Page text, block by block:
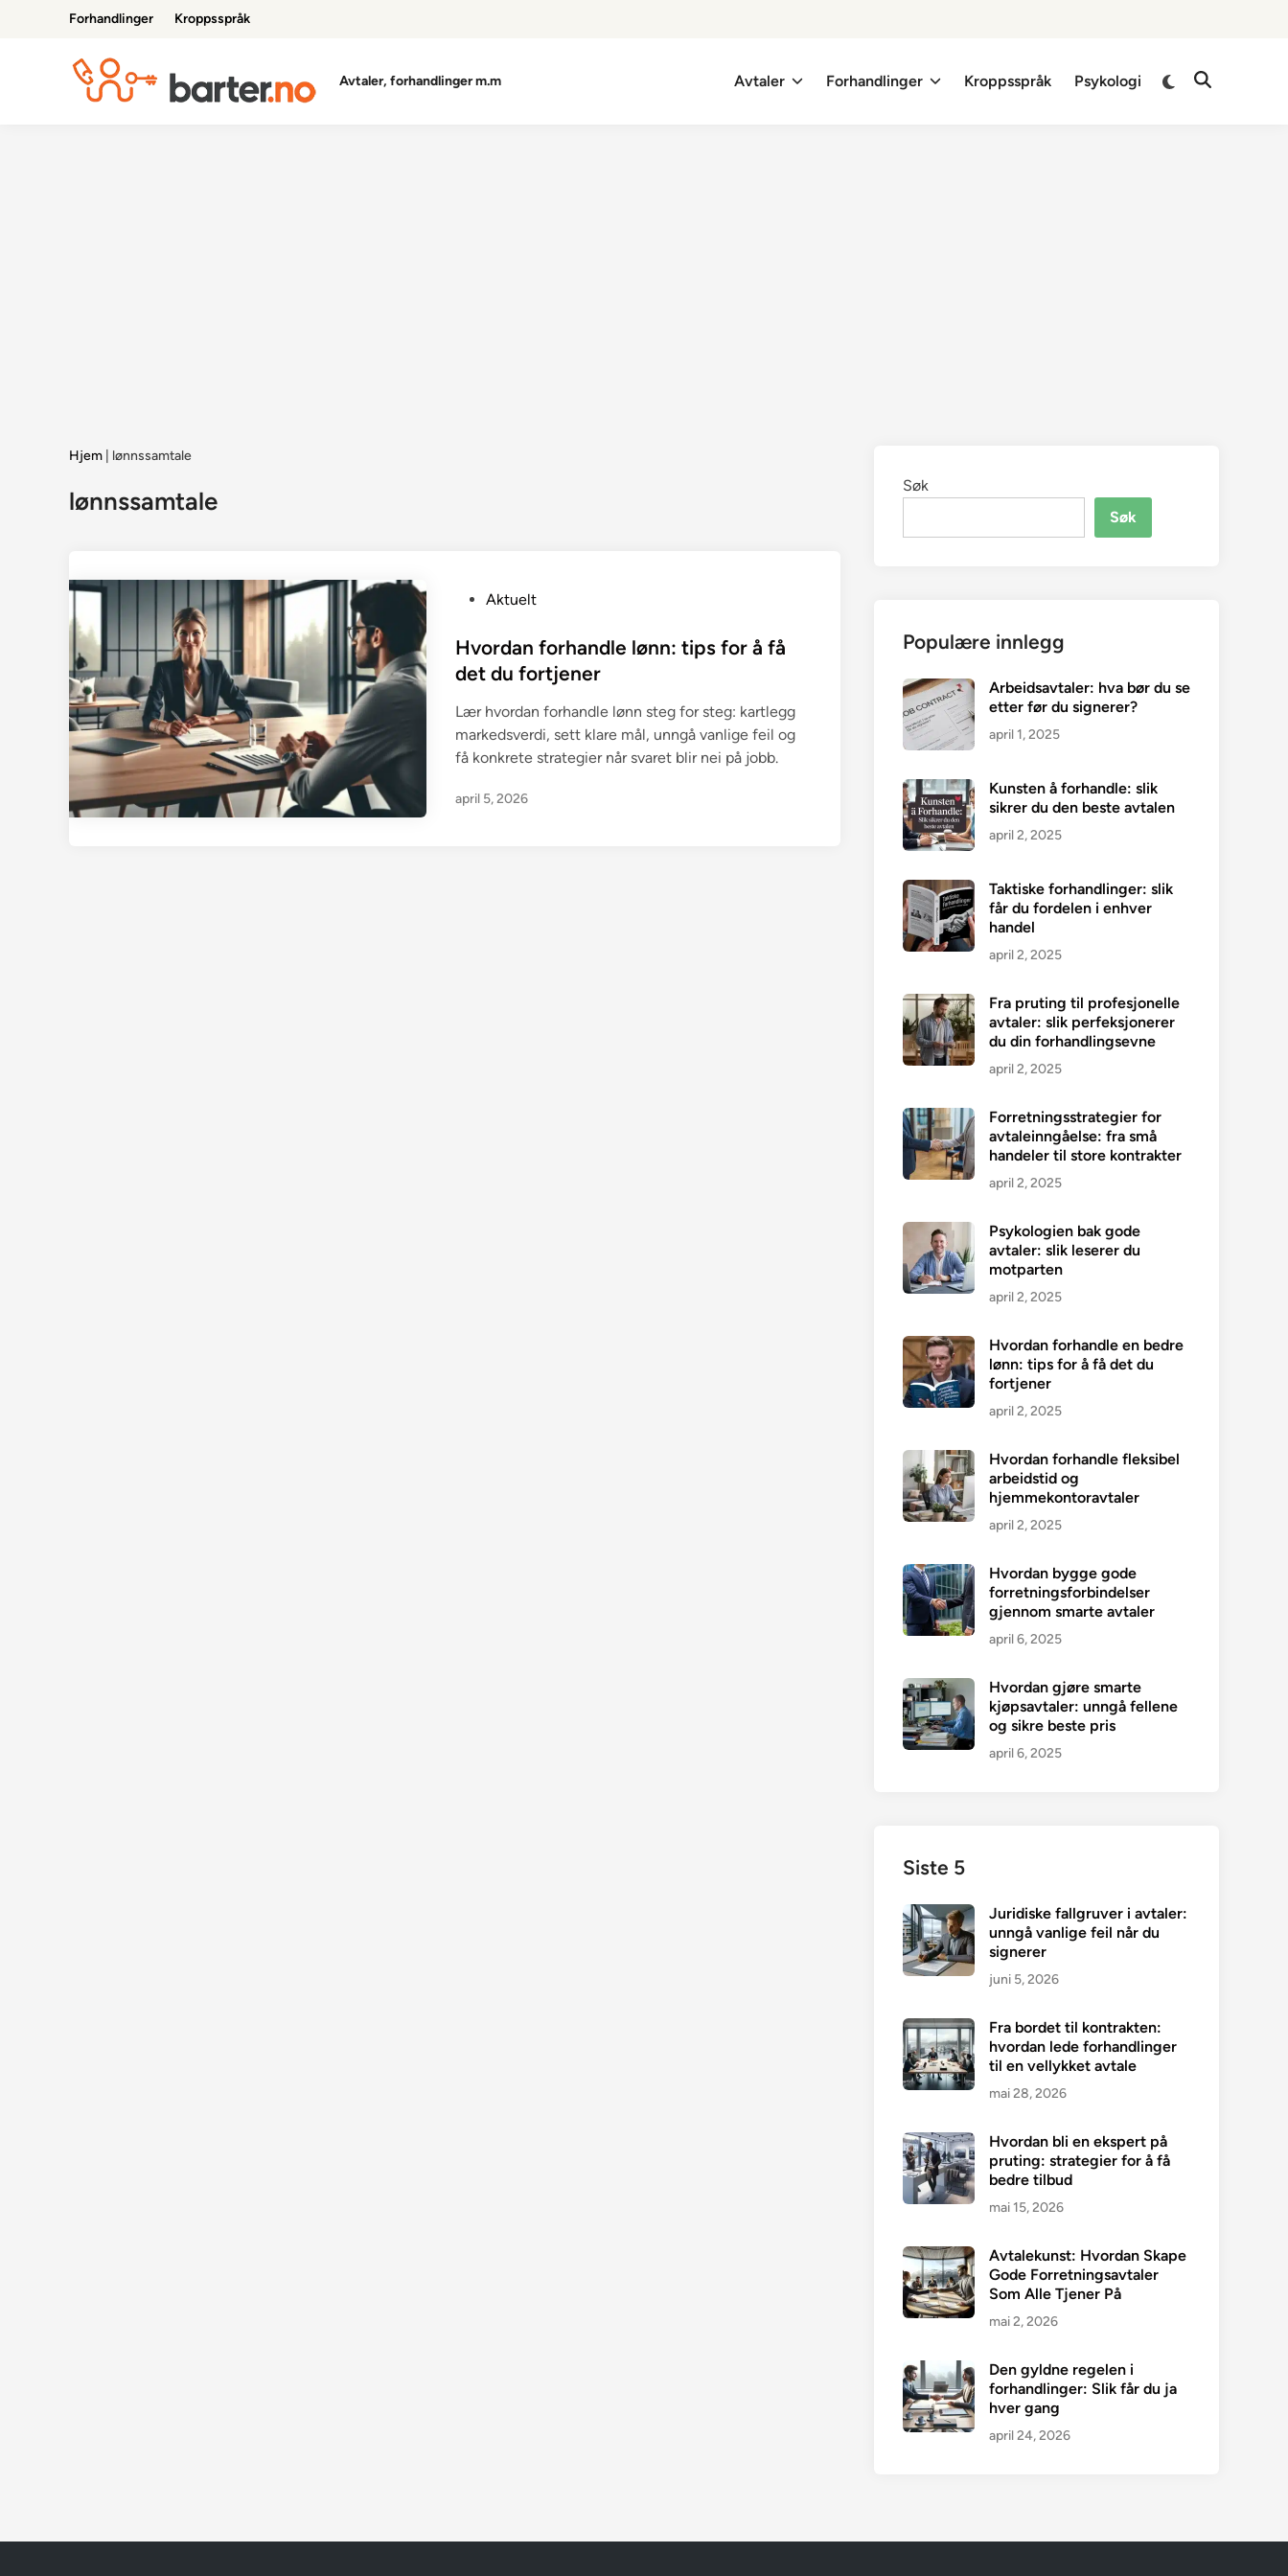
Forhandlinger Kroppsspråk
Avtaler, forhandlinger m.m Avtaler Forhandlinger Kroppsspråk Psykologi
Switch
Open
Hjem lønnssamtale
lønnssamtale
s
t
d
i
n
Aktuelt
Hvordan forhandle lønn: tips for å få
det du fortjener
Lær hvordan forhandle lønn steg for steg: kartlegg
markedsverdi, sett klare mål, unngå vanlige feil og
få konkrete strategier når svaret blir nei på jobb.
april 5, 2026
Søk
Søk
Populære innlegg
Arbeidsavtaler: hva bør du se
etter før du signerer?
april 1, 2025
Kunsten å forhandle: slik
sikrer du den beste avtalen
april 2, 2025
Taktiske forhandlinger: slik
får du fordelen i enhver
handel
april 2, 2025
Fra pruting til profesjonelle
avtaler: slik perfeksjonerer
du din forhandlingsevne
april 2, 2025
Forretningsstrategier for
avtaleinngåelse: fra små
handeler til store kontrakter
april 2, 2025
Psykologien bak gode
avtaler: slik leserer du
motparten
april 2, 2025
Hvordan forhandle en bedre
lønn: tips for å få det du
fortjener
april 2, 2025
Hvordan forhandle fleksibel
arbeidstid og
hjemmekontoravtaler
april 2, 2025
Hvordan bygge gode
forretningsforbindelser
gjennom smarte avtaler
april 6, 2025
Hvordan gjøre smarte
kjøpsavtaler: unngå fellene
og sikre beste pris
april 6, 2025
Siste 5
Juridiske fallgruver i avtaler:
unngå vanlige feil når du
signerer
juni 5, 2026
Fra bordet til kontrakten:
hvordan lede forhandlinger
til en vellykket avtale
mai 28, 2026
Hvordan bli en ekspert på
pruting: strategier for å få
bedre tilbud
mai 15, 2026
Avtalekunst: Hvordan Skape
Gode Forretningsavtaler
Som Alle Tjener På
mai 2, 2026
Den gyldne regelen i
forhandlinger: Slik får du ja
hver gang
april 24, 2026